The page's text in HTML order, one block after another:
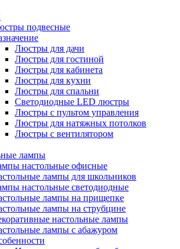
подвесные
Люстры для дачи
Люстры для гостиной
Люстры для кабинета
Люстры для кухни
Люстры для спальни
Светодиодные LED люстры
Люстры с пультом управления
Люстры для натяжных потолков
Люстры с вентилятором
лампы
настольные офисные
лампы для школьников
настольные светодиодные
лампы на прищепке
лампы на струбцине
настольные лампы
лампы с абажуром